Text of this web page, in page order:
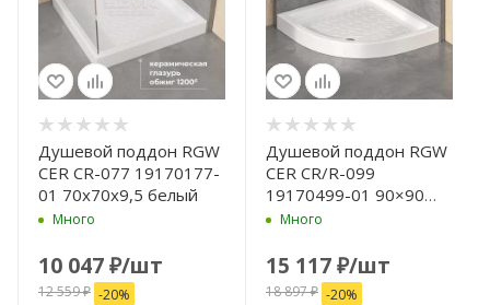
Душевой поддон RGW
CER CR-077 19170177-
01 70x70x9,5 белый
Много
10 047₽/шт
12 559₽ -20%
Душевой поддон RGW
CER CR/R-099
19170499-01 90×90
19170499-01 белый
Много
15 117₽/шт
18 897₽ -20%